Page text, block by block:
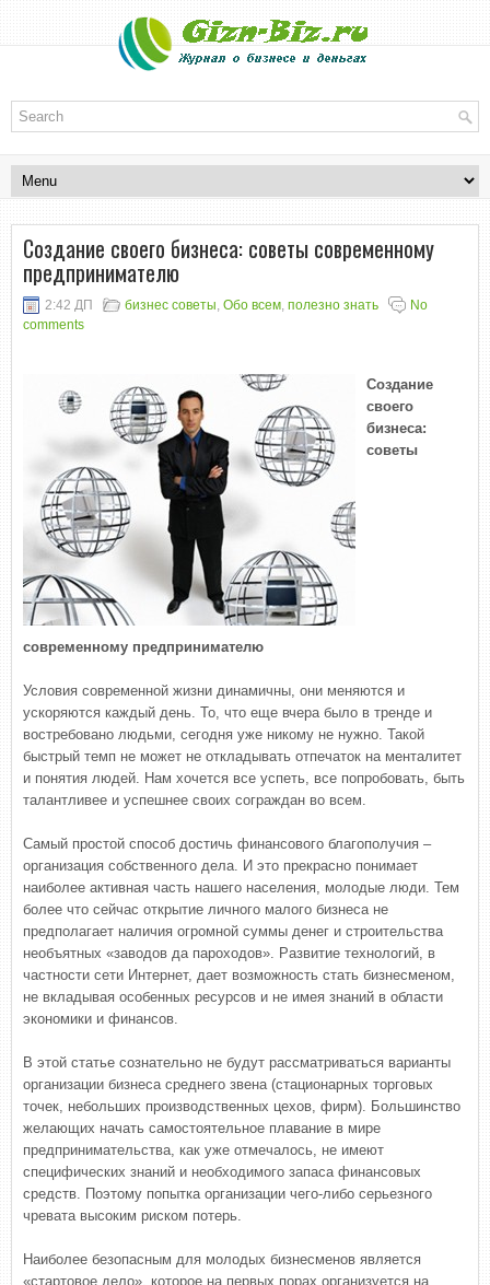
Создание своего бизнеса: советы современному
предпринимателю
2:42 ДП бизнес советы, Обо всем, полезно знать
No
comments
Создание
своего
бизнеса:
советы
современному предпринимателю
Условия современной жизни динамичны, они меняются и
ускоряются каждый день. То, что еще вчера было в тренде и
востребовано людьми, сегодня уже никому не нужно. Такой
быстрый темп не может не откладывать отпечаток на менталитет
и понятия людей. Нам хочется все успеть, все попробовать, быть
талантливее и успешнее своих сограждан во всем.
Самый простой способ достичь финансового благополучия –
организация собственного дела. И это прекрасно понимает
наиболее активная часть нашего населения, молодые люди. Тем
более что сейчас открытие личного малого бизнеса не
предполагает наличия огромной суммы денег и строительства
необъятных «заводов да пароходов». Развитие технологий, в
частности сети Интернет, дает возможность стать бизнесменом,
не вкладывая особенных ресурсов и не имея знаний в области
экономики и финансов.
В этой статье сознательно не будут рассматриваться варианты
организации бизнеса среднего звена (стационарных торговых
точек, небольших производственных цехов, фирм). Большинство
желающих начать самостоятельное плавание в мире
предпринимательства, как уже отмечалось, не имеют
специфических знаний и необходимого запаса финансовых
средств. Поэтому попытка организации чего-либо серьезного
чревата высоким риском потерь.
Наиболее безопасным для молодых бизнесменов является
«стартовое дело», которое на первых порах организуется на